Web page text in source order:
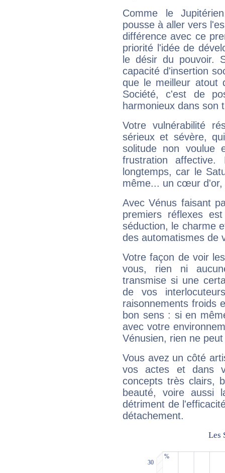
Comme le
pousse à aller vers
différence avec ce
priorité l'idée de
le désir du pouvoir.
capacité d'insertion
que le meilleur atout
Société, c'est de
harmonieux dans son
Votre vulnérabilité
sérieux et sévère,
solitude non voulue
frustration
longtemps, car le
même... un cœur d'or,
Avec Vénus faisant
premiers réflexes
séduction, le charme
des automatismes de
Votre façon de voir
vous, rien ni
transmise si une
de vos
raisonnements froids
bon sens : si en
avec votre
Vénusien, rien ne
Vous avez un côté
vos actes et dans
concepts très clairs,
beauté, voire aussi
détriment de
détachement.